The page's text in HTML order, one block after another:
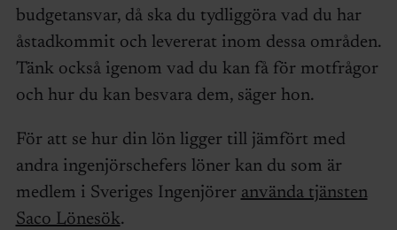
budgetansvar, då ska du tydliggöra vad du har
åstadkommit och levererat inom dessa områden.
Tänk också igenom vad du kan få för motfrågor
och hur du kan besvara dem, säger hon.
För att se hur din lön ligger till jämfört med
andra ingenjörschefers löner kan du som är
medlem i Sveriges Ingenjörer använda tjänsten
Saco Lönesök.